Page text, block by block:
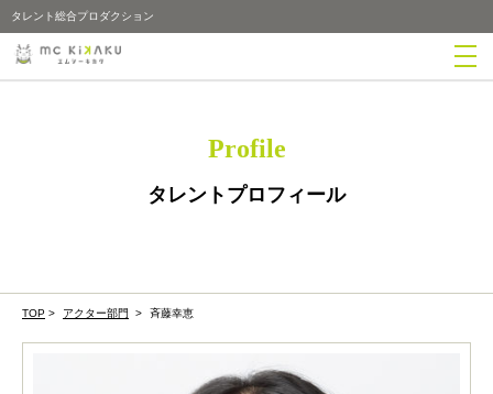
タレント総合プロダクション
Profile
タレントプロフィール
TOP > アクター部門 > 斉藤幸恵